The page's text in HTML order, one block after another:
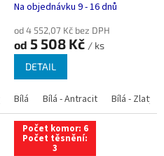
dub Bílá - Tmavý dub Bílá -
Na objednávku 9 - 16 dnů
od 4 552,07 Kč bez DPH
od 5 508 Kč / ks
DETAIL
Bílá Bílá - Antracit Bílá - Zlatý
Počet komor: 6
Počet těsnění:
3